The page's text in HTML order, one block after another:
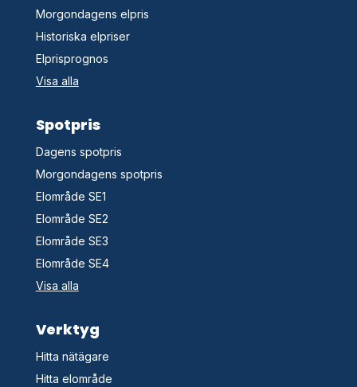
Morgondagens elpris
Historiska elpriser
Elprisprognos
Visa alla
Spotpris
Dagens spotpris
Morgondagens spotpris
Elområde SE1
Elområde SE2
Elområde SE3
Elområde SE4
Visa alla
Verktyg
Hitta nätägare
Hitta elområde